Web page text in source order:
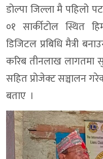
डोल्पा जिल्ला मै पहिलो
०१ सार्कीटोल स्थित
डिजिटल प्रबिधि मैत्री
करिब तीनलाख लागतमा
सहित प्रोजेक्ट सञ्चालन
बताए ।